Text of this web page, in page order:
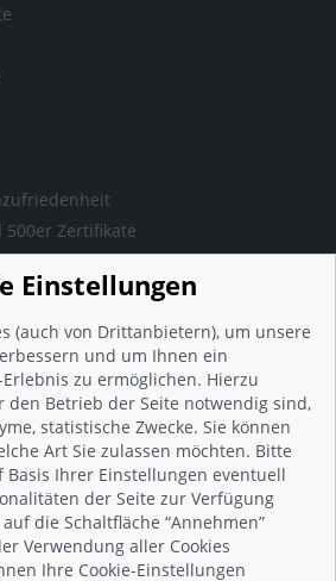
500er Zertifikate
(FAQ)
Bewertungen
Einstellungen
(auch von Drittanbietern), um unsere
und um Ihnen ein
zu ermöglichen. Hierzu
den Betrieb der Seite notwendig sind,
statistische Zwecke. Sie können
Art Sie zulassen möchten. Bitte
Basis Ihrer Einstellungen eventuell
der Seite zur Verfügung
die Schaltfläche “Annehmen”
Verwendung aller Cookies
Ihre Cookie-Einstellungen